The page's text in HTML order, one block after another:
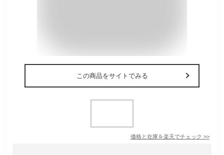
この商品をサイトでみる
価格と在庫を楽天でチェック >>